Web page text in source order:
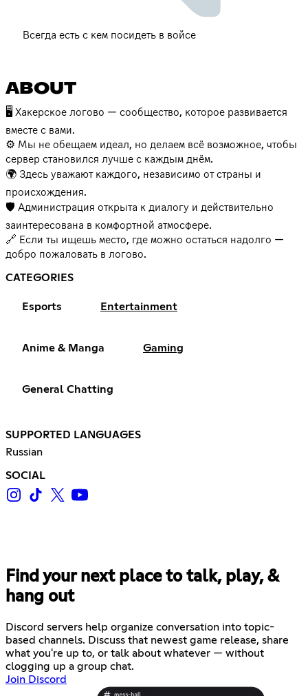
Всегда есть с кем посидеть в войсе
ABOUT
🖥️ Хакерское логово — сообщество, которое развивается
вместе с вами.
⚙️ Мы не обещаем идеал, но делаем всё возможное, чтобы
сервер становился лучше с каждым днём.
🌍 Здесь уважают каждого, независимо от страны и
происхождения.
🛡️ Администрация открыта к диалогу и действительно
заинтересована в комфортной атмосфере.
🔗 Если ты ищешь место, где можно остаться надолго —
добро пожаловать в логово.
CATEGORIES
Esports Entertainment
Anime & Manga Gaming
General Chatting
SUPPORTED LANGUAGES
Russian
SOCIAL
Find your next place to talk, play, &
hang out
Discord servers help organize conversation into topic-
based channels. Discuss that newest game release, share
what you're up to, or talk about whatever — without
clogging up a group chat.
Join Discord